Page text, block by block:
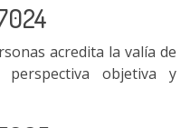
acredita la valía de
objetiva y